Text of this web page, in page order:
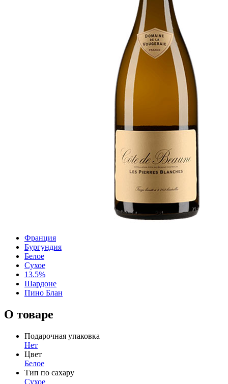
Франция
Бургундия
Белое
Сухое
13.5%
Шардоне
Пино Блан
О товаре
Подарочная упаковка
Нет
Цвет
Белое
Тип по сахару
Сухое